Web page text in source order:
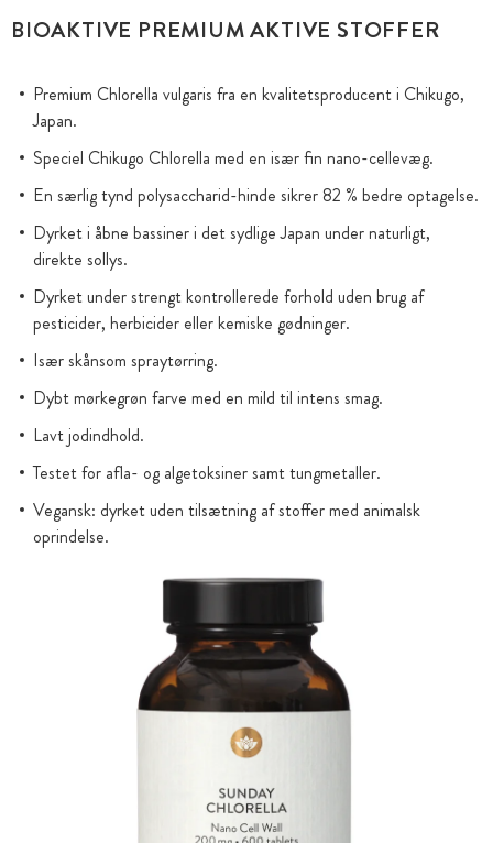
BIOAKTIVE PREMIUM AKTIVE STOFFER
Premium Chlorella vulgaris fra en kvalitetsproducent i Chikugo,
Japan.
Speciel Chikugo Chlorella med en især fin nano-cellevæg.
En særlig tynd polysaccharid-hinde sikrer 82 % bedre optagelse.
Dyrket i åbne bassiner i det sydlige Japan under naturligt,
direkte sollys.
Dyrket under strengt kontrollerede forhold uden brug af
pesticider, herbicider eller kemiske gødninger.
Især skånsom spraytørring.
Dybt mørkegrøn farve med en mild til intens smag.
Lavt jodindhold.
Testet for afla- og algetoksiner samt tungmetaller.
Vegansk: dyrket uden tilsætning af stoffer med animalsk
oprindelse.